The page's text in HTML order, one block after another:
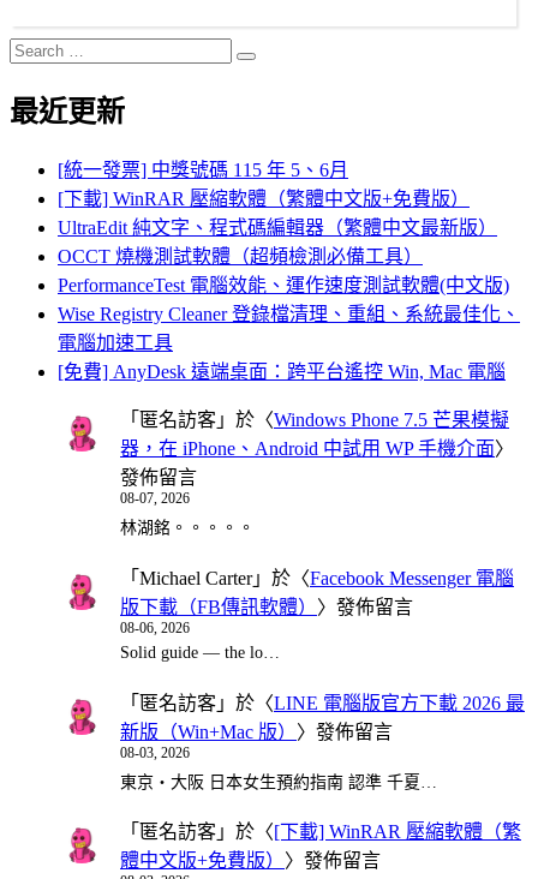
Search
for:
Search
最近更新
[統一發票] 中獎號碼 115 年 5、6月
[下載] WinRAR 壓縮軟體（繁體中文版+免費版）
UltraEdit 純文字、程式碼編輯器（繁體中文最新版）
OCCT 燒機測試軟體（超頻檢測必備工具）
PerformanceTest 電腦效能、運作速度測試軟體(中文版)
Wise Registry Cleaner 登錄檔清理、重組、系統最佳化、
電腦加速工具
[免費] AnyDesk 遠端桌面：跨平台遙控 Win, Mac 電腦
「 匿名訪客 」於〈Windows Phone 7.5 芒果模擬
器，在 iPhone、Android 中試用 WP 手機介面〉
發佈留言
08-07, 2026
林湖銘。。。。。
「 Michael Carter」於〈Facebook Messenger 電腦
版下載（FB傳訊軟體） 〉發佈留言
08-06, 2026
Solid guide — the lo…
「 匿名訪客 」於〈LINE 電腦版官方下載 2026 最
新版（Win+Mac 版） 〉發佈留言
08-03, 2026
東京・大阪 日本女生預約指南 認準 千夏…
「 匿名訪客 」於〈[下載] WinRAR 壓縮軟體（繁
體中文版+免費版） 〉發佈留言